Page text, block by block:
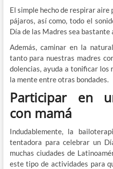
El simple hecho de respirar aire
pájaros, así como, todo el
Día de las Madres sea bastante
Además, caminar en la
tanto para nuestras madres
dolencias, ayuda a tonificar los
la mente entre otras bondades.
Participar en
con mamá
Indudablemente, la
tentadora para celebrar un
muchas ciudades de
este tipo de actividades para